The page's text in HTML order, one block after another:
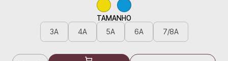
TAMANHO
3A 4A 5A 6A 7/8A